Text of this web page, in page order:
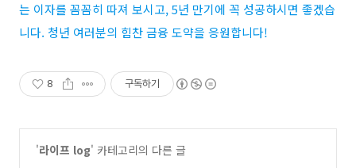
는 이자를 꼼꼼히 따져 보시고, 5년 만기에 꼭 성공하시면 좋겠습
니다. 청년 여러분의 힘찬 금융 도약을 응원합니다!
8 구독하기
'라이프 log' 카테고리의 다른 글